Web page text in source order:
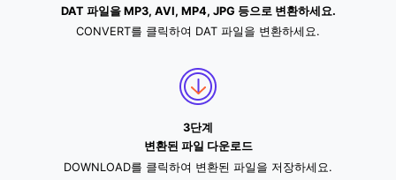
DAT 파일을 MP3, AVI, MP4, JPG 등으로 변환하세요.
CONVERT를 클릭하여 DAT 파일을 변환하세요.
3단계
변환된 파일 다운로드
DOWNLOAD를 클릭하여 변환된 파일을 저장하세요.